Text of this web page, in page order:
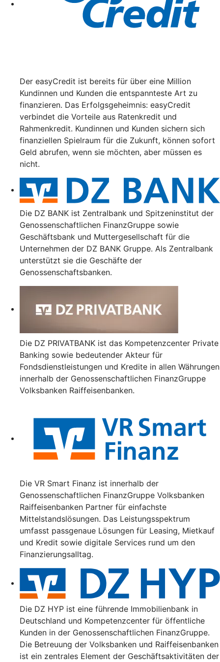
Der easyCredit ist bereits für über eine Million
Kundinnen und Kunden die entspannteste Art zu
finanzieren. Das Erfolgsgeheimnis: easyCredit
verbindet die Vorteile aus Ratenkredit und
Rahmenkredit. Kundinnen und Kunden sichern sich
finanziellen Spielraum für die Zukunft, können sofort
Geld abrufen, wenn sie möchten, aber müssen es
nicht.
Die DZ BANK ist Zentralbank und Spitzeninstitut der
Genossenschaftlichen FinanzGruppe sowie
Geschäftsbank und Muttergesellschaft für die
Unternehmen der DZ BANK Gruppe. Als Zentralbank
unterstützt sie die Geschäfte der
Genossenschaftsbanken.
Die DZ PRIVATBANK ist das Kompetenzcenter Private
Banking sowie bedeutender Akteur für
Fondsdienstleistungen und Kredite in allen Währungen
innerhalb der Genossenschaftlichen FinanzGruppe
Volksbanken Raiffeisenbanken.
Die VR Smart Finanz ist innerhalb der
Genossenschaftlichen FinanzGruppe Volksbanken
Raiffeisenbanken Partner für einfachste
Mittelstandslösungen. Das Leistungsspektrum
umfasst passgenaue Lösungen für Leasing, Mietkauf
und Kredit sowie digitale Services rund um den
Finanzierungsalltag.
Die DZ HYP ist eine führende Immobilienbank in
Deutschland und Kompetenzcenter für öffentliche
Kunden in der Genossenschaftlichen FinanzGruppe.
Die Betreuung der Volksbanken und Raiffeisenbanken
ist ein zentrales Element der Geschäftsaktivitäten der